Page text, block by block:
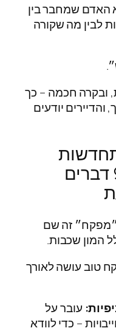
האדם שמחבר בין
לבין מה שקורה
ובקרה חכמה – כך
יודעים
עירונית ביום יום? 9 דברים
״מפקח״ זה שם
המון שכבות.
טוב עושה לאורך
עובר על
– כדי לוודא